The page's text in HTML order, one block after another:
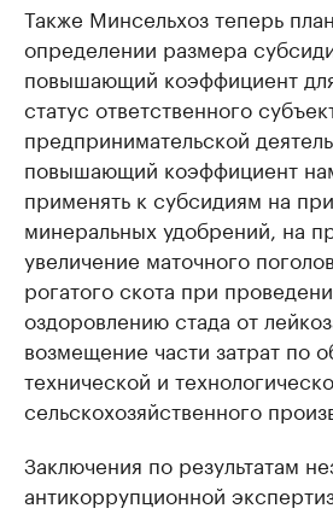
Также Минсельхоз теперь
определении размера
повышающий коэффициент
статус ответственного
предпринимательской
повышающий коэффициент
применять к субсидиям на
минеральных удобрений, на
увеличение маточного
рогатого скота при
оздоровлению стада от
возмещение части затрат по
технической и
сельскохозяйственного
Заключения по результатам
антикоррупционной